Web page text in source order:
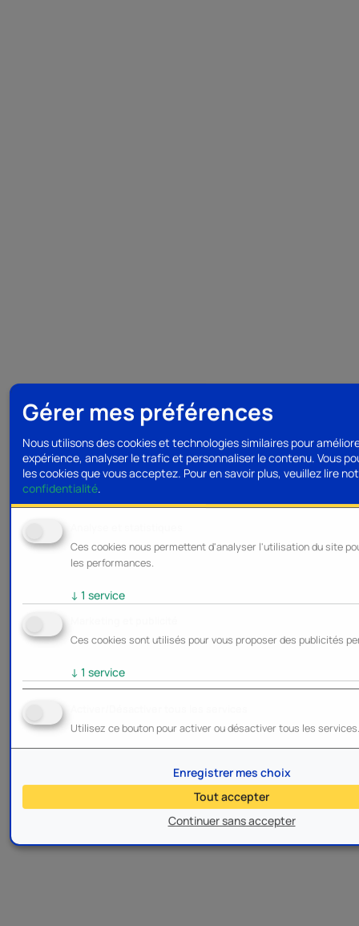
Gérer mes préférences
Nous utilisons des cookies et technologies similaires pour
expérience, analyser le trafic et personnaliser le contenu. Vous
les cookies que vous acceptez. Pour en savoir plus, veuillez lire
confidentialité.
Ces cookies nous permettent d'analyser l'utilisation du site
les performances.
↓ 1 service
Ces cookies sont utilisés pour vous proposer des publicités
↓ 1 service
Utilisez ce bouton pour activer ou désactiver tous les services.
Continuer sans accepter
Enregistrer mes choix
Tout accepter